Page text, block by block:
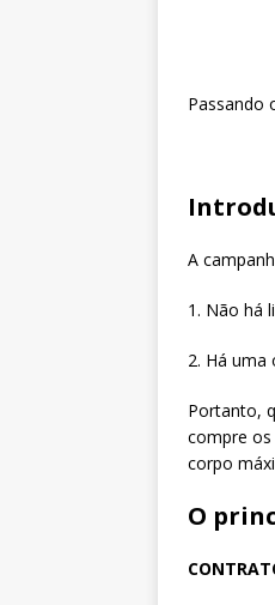
Passando
A
1. Não há
2. Há uma
Portanto,
compre
corpo
O